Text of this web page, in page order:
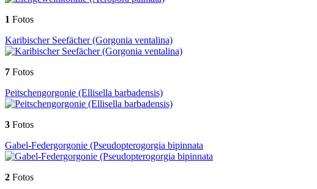
1 Fotos
Karibischer Seefächer (Gorgonia ventalina)
7 Fotos
Peitschengorgonie (Ellisella barbadensis)
3 Fotos
Gabel-Federgorgonie (Pseudopterogorgia bipinnata
2 Fotos